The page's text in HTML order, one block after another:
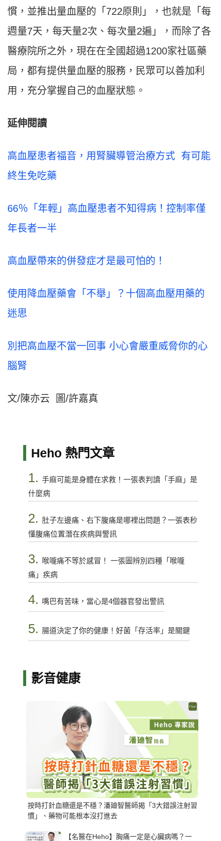
慣，並推出量血壓的「722原則」，也就是「每
週量7天，每天量2次、每次量2遍」，而除了各
醫療院所之外，現在在全國超過1200家社區藥
局，都有提供量血壓的服務，民眾可以善加利
用，充分掌握自己的血壓狀態。
延伸閱讀
高血壓患者福音，用腎臟導管治療方式 有可能
終生免吃藥
66％「年輕」高血壓患者不知得病！控制率僅
年長者一半
高血壓帶來的併發症才是最可怕的！
使用降血壓藥會「不舉」？十個高血壓用藥的
迷思
別把高血壓不當一回事 小心會嚴重威脅你的心
腦腎
文/陳亦云 圖/許嘉真
Heho 熱門文章
1. 手麻可能是身體在求救！一張表判讀「手麻」是
什麼病
2. 肚子左邊痛、右下腹痛是哪裡出問題？一張表秒
懂腹痛位置潛在疾病與警訊
3.
喉嚨痛不等於感冒！ 一張圖辨別四種「喉嚨
痛」疾病
4. 嘴巴有苦味，當心是4個器官發出警訊
5. 腸道決定了你的健康！好菌「存活率」是關鍵
影音健康
按時打針血糖還是不穩？潘廸智醫師揭「3大錯誤注射習
慣」、藥物可能根本沒打進去
【名醫在Heho】胸痛一定是心臟病嗎？一